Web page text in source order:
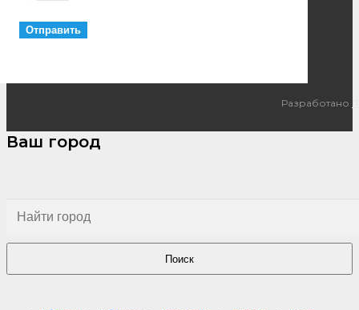
Разработано
Ваш город
Поиск